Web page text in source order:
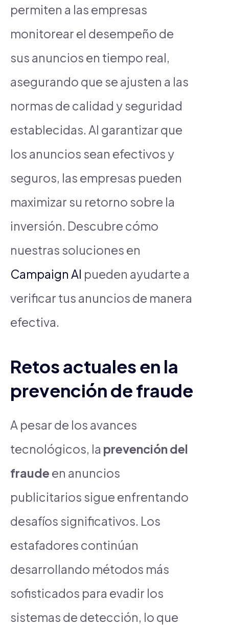
permiten a las empresas
monitorear el desempeño de
sus anuncios en tiempo real,
asegurando que se ajusten a las
normas de calidad y seguridad
establecidas. Al garantizar que
los anuncios sean efectivos y
seguros, las empresas pueden
maximizar su retorno sobre la
inversión. Descubre cómo
nuestras soluciones en
Campaign AI pueden ayudarte a
verificar tus anuncios de manera
efectiva.
Retos actuales en la
prevención de fraude
A pesar de los avances
tecnológicos, la prevención del
fraude en anuncios
publicitarios sigue enfrentando
desafíos significativos. Los
estafadores continúan
desarrollando métodos más
sofisticados para evadir los
sistemas de detección, lo que